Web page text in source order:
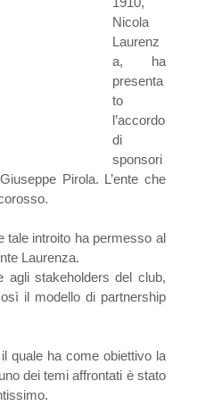
Nicola
Laurenz
a, ha
presenta
to
l’accordo
di
sponsori
Pirola. L’ente che
tale introito ha permesso al
Laurenza.
agli stakeholders del club,
il modello di partnership
quale ha come obiettivo la
dei temi affrontati è stato